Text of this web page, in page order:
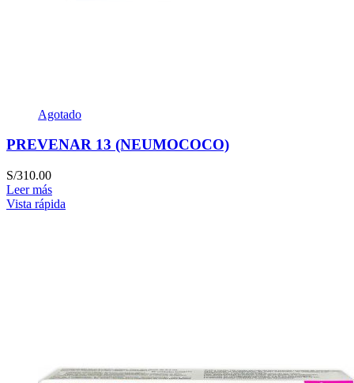
Agotado
PREVENAR 13 (NEUMOCOCO)
S/310.00
Leer más
Vista rápida